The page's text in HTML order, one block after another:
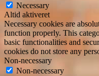
Necessary
Altid aktiveret
Necessary cookies are
function properly. This
basic functionalities and
cookies do not store any
Non-necessary
Non-necessary